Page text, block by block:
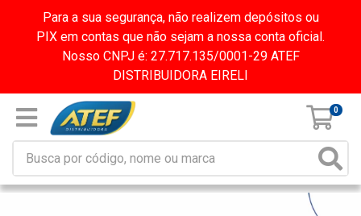
Para a sua segurança, não realizem depósitos ou
PIX em contas que não sejam a nossa conta oficial.
Nosso CNPJ é: 27.717.135/0001-29 ATEF
DISTRIBUIDORA EIRELI
0